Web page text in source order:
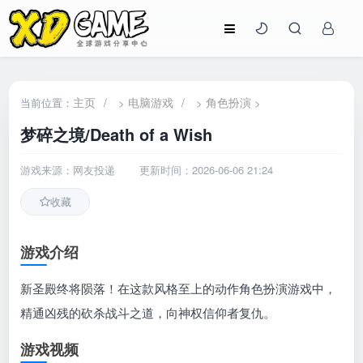
当前位置： 主页 / > 电脑游戏 / >角色扮演 >
梦碎之境/Death of a Wish
游戏来源：网友投递 更新时间：2026-06-06 21:24
收藏
游戏介绍
新圣殿终将陨落！在这款风格至上的动作角色扮演游戏中，
精通凶残的砍杀战斗之道，向神权信仰者复仇。
游戏视频